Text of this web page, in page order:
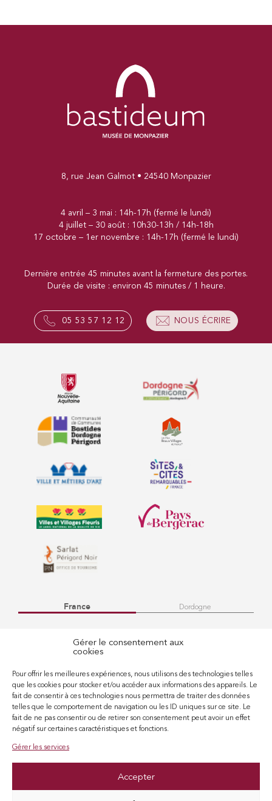
Gérer le consentement aux
cookies
Pour offrir les meilleures expériences, nous utilisons des technologies telles
que les cookies pour stocker et/ou accéder aux informations des appareils. Le
fait de consentir à ces technologies nous permettra de traiter des données
telles que le comportement de navigation ou les ID uniques sur ce site. Le
fait de ne pas consentir ou de retirer son consentement peut avoir un effet
négatif sur certaines caractéristiques et fonctions.
Gérer les services
Accepter
8, rue Jean Galmot • 24540 Monpazier
4 avril – 3 mai : 14h-17h (fermé le lundi)
4 juillet – 30 août : 10h30-13h / 14h-18h
17 octobre – 1er novembre : 14h-17h (fermé le lundi)
Dernière entrée 45 minutes avant la fermeture des portes.
Durée de visite : environ 45 minutes / 1 heure.
05 53 57 12 12 NOUS ÉCRIRE
France Dordogne